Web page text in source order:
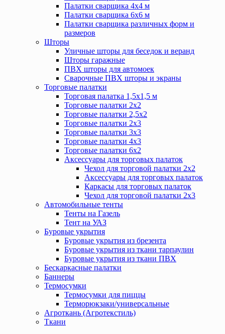
Палатки сварщика 4х4 м
Палатки сварщика 6х6 м
Палатки сварщика различных форм и
размеров
Шторы
Уличные шторы для беседок и веранд
Шторы гаражные
ПВХ шторы для автомоек
Сварочные ПВХ шторы и экраны
Торговые палатки
Торговая палатка 1,5х1,5 м
Торговые палатки 2х2
Торговые палатки 2,5х2
Торговые палатки 2х3
Торговые палатки 3х3
Торговые палатки 4х3
Торговые палатки 6х2
Аксессуары для торговых палаток
Чехол для торговой палатки 2х2
Аксессуары для торговых палаток
Каркасы для торговых палаток
Чехол для торговой палатки 2х3
Автомобильные тенты
Тенты на Газель
Тент на УАЗ
Буровые укрытия
Буровые укрытия из брезента
Буровые укрытия из ткани тарпаулин
Буровые укрытия из ткани ПВХ
Бескаркасные палатки
Баннеры
Термосумки
Термосумки для пиццы
Терморюкзаки/универсальные
Агроткань (Агротекстиль)
Ткани